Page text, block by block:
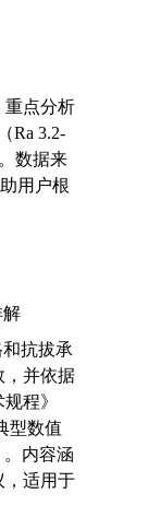
重点分析
Ra 3.2-
数据来
用户根
解
抗拔承
，并依据
程》
型数值
。内容涵
，适用于